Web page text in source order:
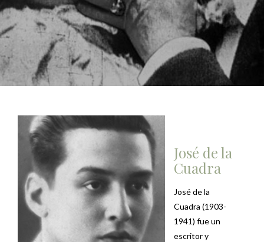
José de la
Cuadra
José de la
Cuadra (1903-
1941) fue un
escritor y